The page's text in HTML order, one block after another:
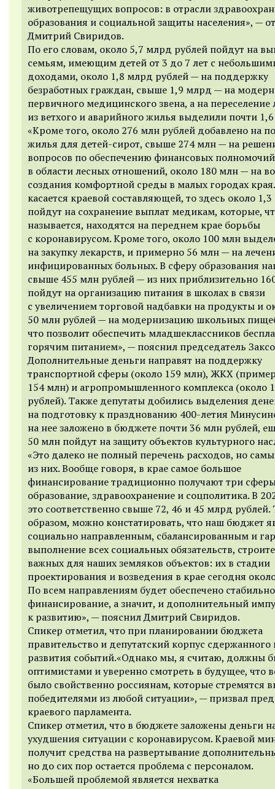
животрепещущих вопросов: в отрасли
образования и социальной защиты населения», —
Дмитрий Свиридов.
По его словам, около 5,7 млрд рублей пойдут на
семьям, имеющим детей от 3 до 7 лет с
доходами, около 1,8 млрд рублей — на поддержку
безработных граждан, свыше 1,9 млрд — на
первичного медицинского звена, а на
из ветхого и аварийного жилья выделили почти
«Кроме того, около 276 млн рублей добавлено на
жилья для детей-сирот, свыше 274 млн — на
вопросов по обеспечению финансовых полномочий
в области лесных отношений, около 180 млн — на
создания комфортной среды в малых городах
касается краевой составляющей, то здесь около
пойдут на сохранение выплат медикам, которые,
называется, находятся на переднем крае борьбы
с коронавирусом. Кроме того, около 100 млн
на закупку лекарств, и примерно 56 млн — на
инфицированных больных. В сферу образования
свыше 455 млн рублей — из них приблизительно
пойдут на организацию питания в школах в связи
с увеличением торговой надбавки на продукты и
50 млн рублей — на модернизацию школьных
что позволит обеспечить младшеклассников
горячим питанием», — пояснил председатель
Дополнительные деньги направят на поддержку
транспортной сферы (около 159 млн), ЖКХ
154 млн) и агропромышленного комплекса (около
рублей). Также депутаты добились выделения
на подготовку к празднованию 400-летия
на нее заложено в бюджете почти 36 млн рублей,
50 млн пойдут на защиту объектов культурного
«Это далеко не полный перечень расходов, но
из них. Вообще говоря, в крае самое большое
финансирование традиционно получают три
образование, здравоохранение и соцполитика. В
это соответственно свыше 72, 46 и 45 млрд
образом, можно констатировать, что наш бюджет
социально направленным, сбалансированным и
выполнение всех социальных обязательств,
важных для наших земляков объектов: их в стадии
проектирования и возведения в крае сегодня
По всем направлениям будет обеспечено
финансирование, а значит, и дополнительный
к развитию», — пояснил Дмитрий Свиридов.
Спикер отметил, что при планировании бюджета
правительство и депутатский корпус сдержанного
развития событий.«Однако мы, я считаю, должны
оптимистами и уверенно смотреть в будущее, что
было свойственно россиянам, которые стремятся
победителями из любой ситуации», — призвал
краевого парламента.
Спикер отметил, что в бюджете заложены деньги
ухудшения ситуации с коронавирусом. Краевой
получит средства на развертывание
но до сих пор остается проблема с персоналом.
«Большей проблемой является нехватка